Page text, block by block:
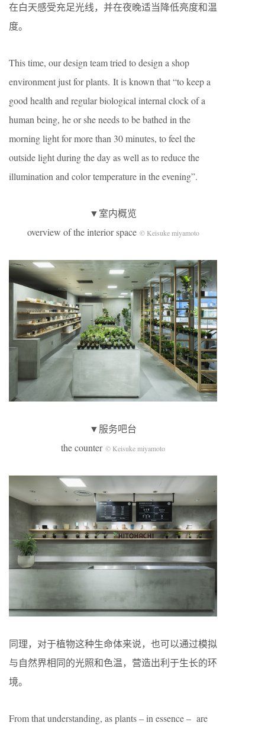
在白天感受充足光线，并在夜晚适当降低亮度和温
度。
This time, our design team tried to design a shop
environment just for plants. It is known that “to keep a
good health and regular biological internal clock of a
human being, he or she needs to be bathed in the
morning light for more than 30 minutes, to feel the
outside light during the day as well as to reduce the
illumination and color temperature in the evening”.
▼室内概览
overview of the interior space © Keisuke miyamoto
▼服务吧台
the counter © Keisuke miyamoto
同理，对于植物这种生命体来说，也可以通过模拟
与自然界相同的光照和色温，营造出利于生长的环
境。
From that understanding, as plants – in essence – are